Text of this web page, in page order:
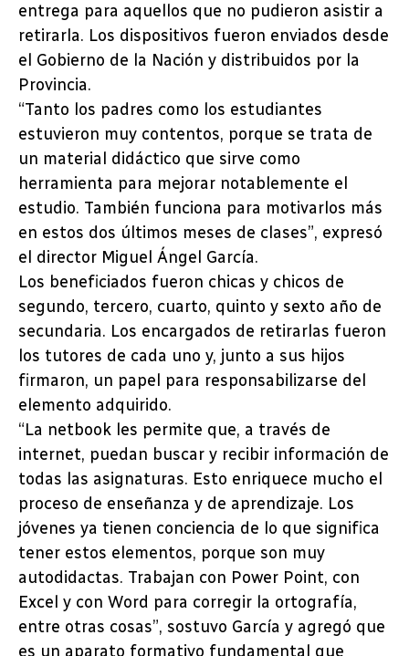
entrega para aquellos que no pudieron asistir a
retirarla. Los dispositivos fueron enviados desde
el Gobierno de la Nación y distribuidos por la
Provincia.
“Tanto los padres como los estudiantes
estuvieron muy contentos, porque se trata de
un material didáctico que sirve como
herramienta para mejorar notablemente el
estudio. También funciona para motivarlos más
en estos dos últimos meses de clases”, expresó
el director Miguel Ángel García.
Los beneficiados fueron chicas y chicos de
segundo, tercero, cuarto, quinto y sexto año de
secundaria. Los encargados de retirarlas fueron
los tutores de cada uno y, junto a sus hijos
firmaron, un papel para responsabilizarse del
elemento adquirido.
“La netbook les permite que, a través de
internet, puedan buscar y recibir información de
todas las asignaturas. Esto enriquece mucho el
proceso de enseñanza y de aprendizaje. Los
jóvenes ya tienen conciencia de lo que significa
tener estos elementos, porque son muy
autodidactas. Trabajan con Power Point, con
Excel y con Word para corregir la ortografía,
entre otras cosas”, sostuvo García y agregó que
es un aparato formativo fundamental que